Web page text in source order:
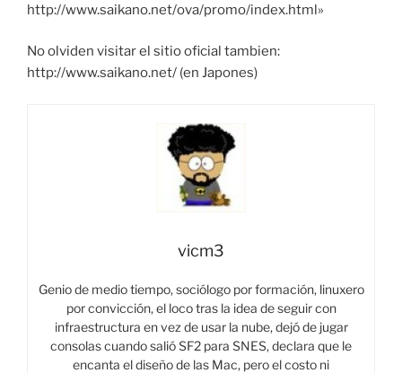
http://www.saikano.net/ova/promo/index.html»
No olviden visitar el sitio oficial tambien:
http://www.saikano.net/ (en Japones)
vicm3
Genio de medio tiempo, sociólogo por formación, linuxero
por convicción, el loco tras la idea de seguir con
infraestructura en vez de usar la nube, dejó de jugar
consolas cuando salió SF2 para SNES, declara que le
encanta el diseño de las Mac, pero el costo ni